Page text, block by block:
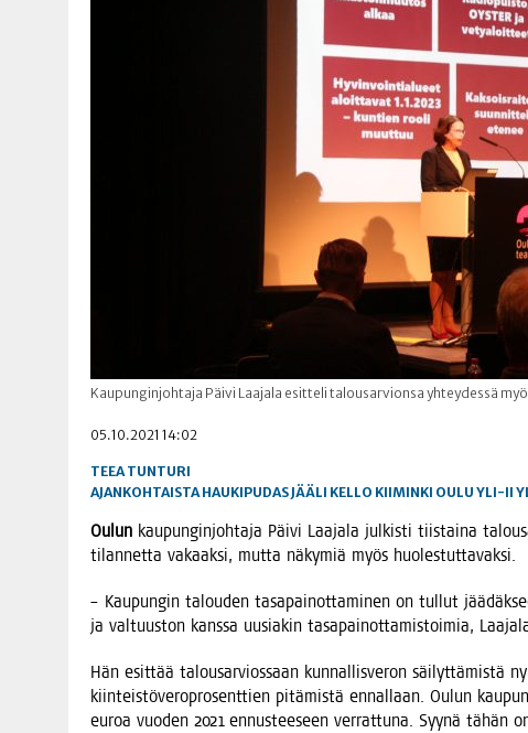
Kaupunginjohtaja Päivi Laajala esitteli talousarvionsa yhteydessä
05.10.2021 14:02
TEEA TUNTURI
AJANKOHTAISTA HAUKIPUDASJÄÄLI KELLO KIIMINKI OULU YLI-II
Oulun kau­pun­gin­joh­ta­ja Päi­vi Laa­ja­la jul­kis­ti tiis­tai­na
tilan­net­ta vakaak­si, mut­ta näky­miä myös huolestuttavaksi.
– Kau­pun­gin talou­den tasa­pai­not­ta­mi­nen on tul­lut
ja val­tuus­ton kans­sa uusia­kin tasa­pai­not­ta­mis­toi­mia,
Hän esit­tää talous­ar­vios­saan kun­nal­lis­ve­ron säi­lyt­tä­mis­tä
kiin­teis­tö­ve­ro­pro­sent­tien pitä­mis­tä ennal­laan. Oulun
euroa vuo­den 2021 ennus­tee­seen ver­rat­tu­na. Syy­nä tähän